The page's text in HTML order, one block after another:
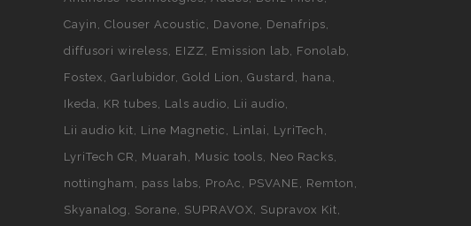
Cayin
Clouser Acoustic Davone
Denafrips
diffusori wireless
EIZZ Emission lab
Fonolab
Fostex
Garlubidor Gold Lion Gustard
hana
Ikeda
KR tubes Lals audio
Lii audio
Lii audio kit
Line Magnetic Linlai
LyriTech
LyriTech CR
Muarah Music tools
Neo Racks
nottingham
pass labs ProAc PSVANE
Remton
Skyanalog
Sorane SUPRAVOX Supravox Kit